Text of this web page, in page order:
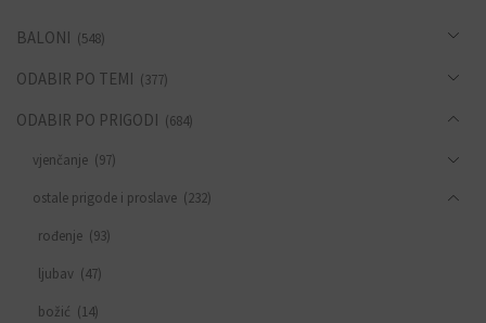
BALONI (548)
ODABIR PO TEMI (377)
ODABIR PO PRIGODI (684)
vjenčanje (97)
ostale prigode i proslave (232)
rođenje (93)
ljubav (47)
božić (14)